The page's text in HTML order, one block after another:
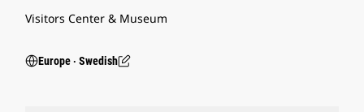
Visitors Center & Museum
Europe ‧ Swedish